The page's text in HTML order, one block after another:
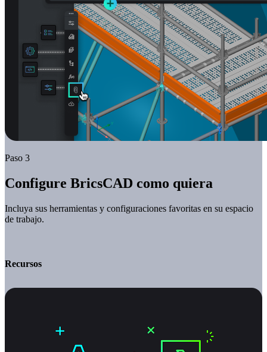
Paso 3
Configure BricsCAD como quiera
Incluya sus herramientas y configuraciones favoritas en su espacio
de trabajo.
Recursos